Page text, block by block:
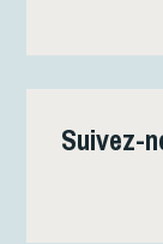
Suivez-